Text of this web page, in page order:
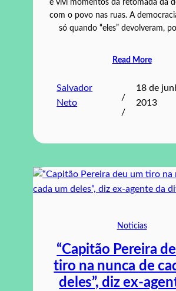
e vivi momentos da retomada da
com o povo nas ruas. A
só quando “eles” devolveram,
Read More
Salvador
Neto
/
/
18 de
2013
Noticias
“Capitão Pereira
tiro na nunca de
deles”, diz ex-